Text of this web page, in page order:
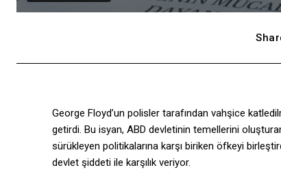
George Floyd’un polisler tarafından vahşice
getirdi. Bu isyan, ABD devletinin temellerini
sürükleyen politikalarına karşı biriken öfkeyi
devlet şiddeti ile karşılık veriyor.